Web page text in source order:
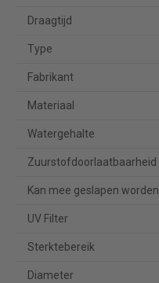
Draagtijd
Type
Fabrikant
Materiaal
Watergehalte
Zuurstofdoorlaatbaarheid
Kan mee geslapen worden
UV Filter
Sterktebereik
Diameter